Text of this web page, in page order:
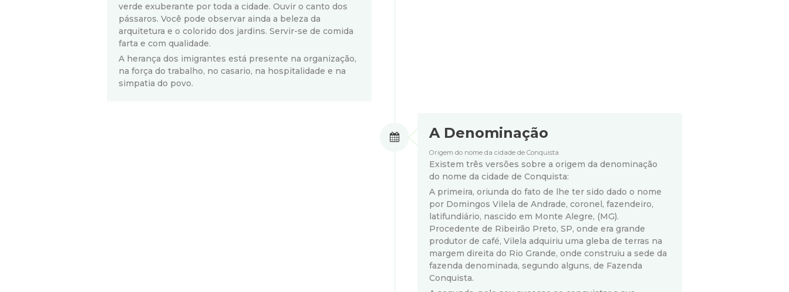
verde exuberante por toda a cidade. Ouvir o canto dos
pássaros. Você pode observar ainda a beleza da
arquitetura e o colorido dos jardins. Servir-se de comida
farta e com qualidade.
A herança dos imigrantes está presente na organização,
na força do trabalho, no casario, na hospitalidade e na
simpatia do povo.
A Denominação
Origem do nome da cidade de Conquista
Existem três versões sobre a origem da denominação
do nome da cidade de Conquista:
A primeira, oriunda do fato de lhe ter sido dado o nome
por Domingos Vilela de Andrade, coronel, fazendeiro,
latifundiário, nascido em Monte Alegre, (MG).
Procedente de Ribeirão Preto, SP, onde era grande
produtor de café, Vilela adquiriu uma gleba de terras na
margem direita do Rio Grande, onde construiu a sede da
fazenda denominada, segundo alguns, de Fazenda
Conquista.